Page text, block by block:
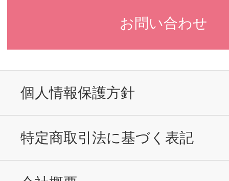
お問い合わせ
個人情報保護方針
特定商取引法に基づく表記